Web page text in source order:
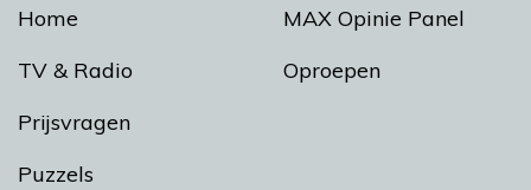
Home
TV & Radio
Prijsvragen
Puzzels
MAX Opinie Panel
Oproepen